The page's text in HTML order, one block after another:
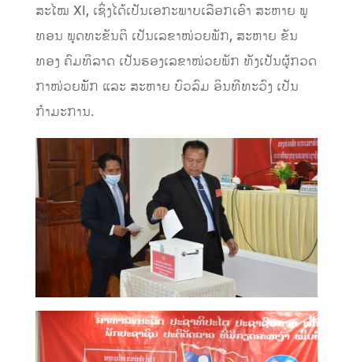
ສະໄໝ XI, ເຊິ່ງໄດ້ເປັນເອກະພາບເລືອກເອົາ ສະຫາຍ ພູ
ທອນ ພຸດທະຂັນຕິ ເປັນເລຂາໜ່ວຍພັກ, ສະຫາຍ ຂັນ
ທອງ ຄົມທິລາດ ເປັນຮອງເລຂາໜ່ວຍພັກ ທັງເປັນຜູ້ກວດ
ກາໜ່ວຍພັັກ ແລະ ສະຫາຍ ບົວລົມ ອິນທີທະວົງ ເປັນ
ກໍາມະການ.